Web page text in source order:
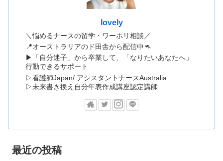
lovely
＼悩めるナースの留学・ワーホリ相談／
📍オーストラリアのド田舎から配信中🦘
▶「自分迷子」から卒業して、「なりたいあなたへ」
行動できるサポート
▷看護師Japan/ アシスタントナースAustralia
▷未来書き換え自分年表作成講座認定講師
最近の投稿